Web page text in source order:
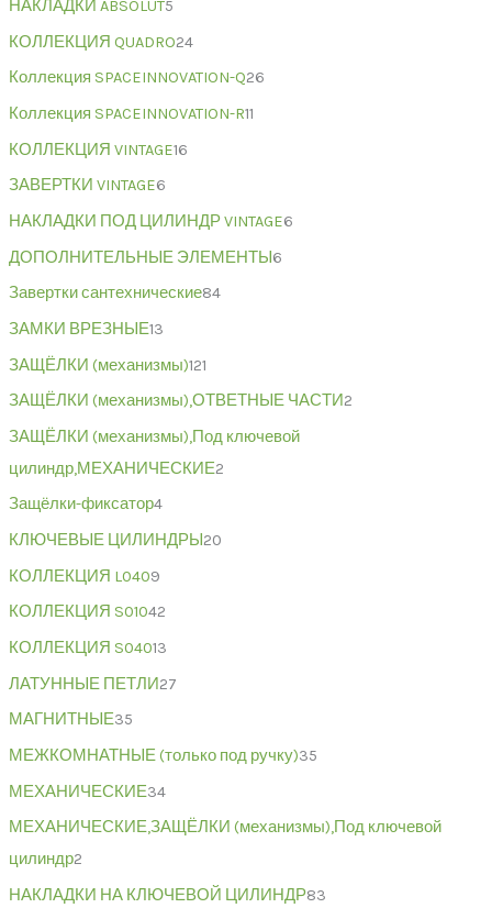
НАКЛАДКИ ABSOLUT5
КОЛЛЕКЦИЯ QUADRO24
Коллекция SPACEINNOVATION-Q26
Коллекция SPACEINNOVATION-R11
КОЛЛЕКЦИЯ VINTAGE16
ЗАВЕРТКИ VINTAGE6
НАКЛАДКИ ПОД ЦИЛИНДР VINTAGE6
ДОПОЛНИТЕЛЬНЫЕ ЭЛЕМЕНТЫ 6
Завертки сантехнические84
ЗАМКИ ВРЕЗНЫЕ13
ЗАЩЁЛКИ (механизмы)121
ЗАЩЁЛКИ (механизмы),ОТВЕТНЫЕ ЧАСТИ2
ЗАЩЁЛКИ (механизмы),Под ключевой
цилиндр,МЕХАНИЧЕСКИЕ2
Защёлки-фиксатор4
КЛЮЧЕВЫЕ ЦИЛИНДРЫ 20
КОЛЛЕКЦИЯ L0409
КОЛЛЕКЦИЯ S01042
КОЛЛЕКЦИЯ S04013
ЛАТУННЫЕ ПЕТЛИ27
МАГНИТНЫЕ35
МЕЖКОМНАТНЫЕ (только под ручку)35
МЕХАНИЧЕСКИЕ34
МЕХАНИЧЕСКИЕ,ЗАЩЁЛКИ (механизмы),Под ключевой
цилиндр2
НАКЛАДКИ НА КЛЮЧЕВОЙ ЦИЛИНДР83